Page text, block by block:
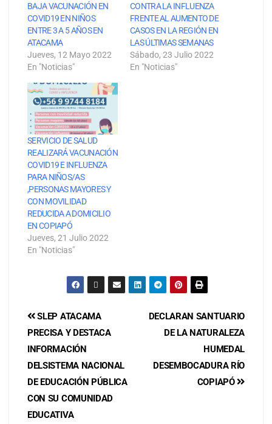
BAJA VACUNACIÓN EN
COVID19 EN NIÑOS
ENTRE 3 A 5 AÑOS EN
ATACAMA
Jueves, 12 Mayo 2022
En "Noticias"
CONTRA LA INFLUENZA
FRENTE AL AUMENTO DE
CASOS EN LA REGIÓN EN
LAS ÚLTIMAS SEMANAS
Sábado, 23 Julio 2022
En "Noticias"
SERVICIO DE SALUD
REALIZARÁ VACUNACIÓN
COVID19 E INFLUENZA
PARA NIÑOS/AS
,PERSONAS MAYORES Y
CON MOVILIDAD
REDUCIDA A DOMICILIO
EN COPIAPÓ
Jueves, 21 Julio 2022
En "Noticias"
DECLARAN SANTUARIO
DE LA NATURALEZA
HUMEDAL
DESEMBOCADURA RÍO
COPIAPÓ
SLEP ATACAMA
PRECISA Y DESTACA
INFORMACIÓN
DELSISTEMA NACIONAL
DE EDUCACIÓN PÚBLICA
CON SU COMUNIDAD
EDUCATIVA